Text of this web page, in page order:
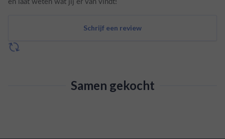
Schrijf een review
Samen gekocht